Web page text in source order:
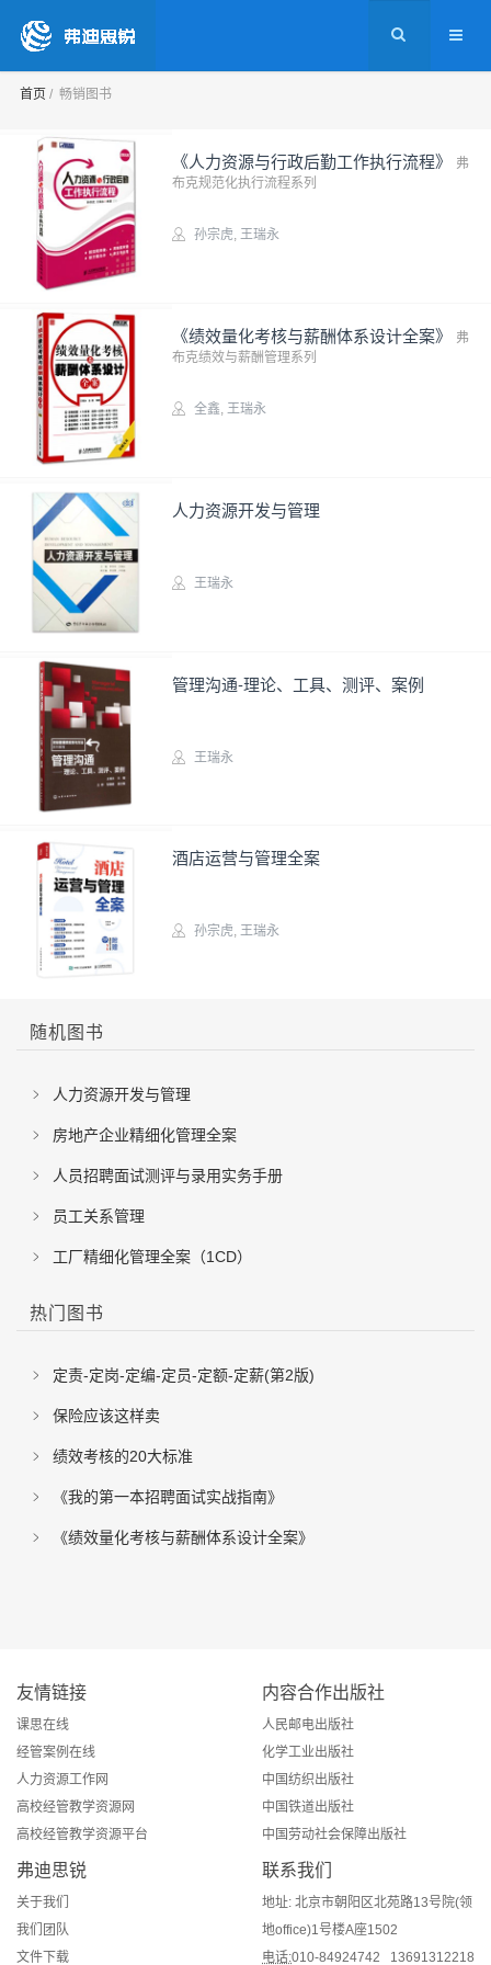
首页 畅销图书
《人力资源与行政后勤工作执行流程》
弗
布克规范化执行流程系列
孙宗虎, 王瑞永
《绩效量化考核与薪酬体系设计全案》
弗
布克绩效与薪酬管理系列
全鑫, 王瑞永
人力资源开发与管理
王瑞永
管理沟通-理论、工具、测评、案例
王瑞永
酒店运营与管理全案
孙宗虎, 王瑞永
随机图书
人力资源开发与管理
房地产企业精细化管理全案
人员招聘面试测评与录用实务手册
员工关系管理
工厂精细化管理全案（1CD）
热门图书
定责-定岗-定编-定员-定额-定薪(第2版)
保险应该这样卖
绩效考核的20大标准
《我的第一本招聘面试实战指南》
《绩效量化考核与薪酬体系设计全案》
友情链接
课思在线
经管案例在线
人力资源工作网
高校经管教学资源网
高校经管教学资源平台
内容合作出版社
人民邮电出版社
化学工业出版社
中国纺织出版社
中国铁道出版社
中国劳动社会保障出版社
弗迪思锐
关于我们
我们团队
文件下载
联系我们
地址: 北京市朝阳区北苑路13号院(领
地office)1号楼A座1502
电话:010-84924742 13691312218